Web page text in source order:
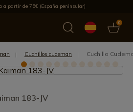
a partir de 75€ (España peninsular)
0
novedades Los más vendidos
Cuchillos cudeman Cuchillo
183-JV